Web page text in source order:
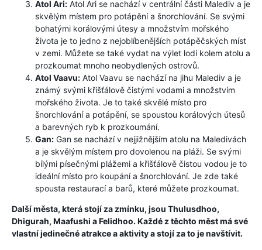
Atol Ari: Atol Ari se nachází v centrální části Malediv a je
skvělým místem pro potápění a šnorchlování. Se svými
bohatými korálovými útesy a množstvím mořského
života je to jedno z nejoblíbenějších potápěčských míst
v zemi. Můžete se také vydat na výlet lodí kolem atolu a
prozkoumat mnoho neobydlených ostrovů.
Atol Vaavu: Atol Vaavu se nachází na jihu Malediv a je
známý svými křišťálově čistými vodami a množstvím
mořského života. Je to také skvělé místo pro
šnorchlování a potápění, se spoustou korálových útesů
a barevných ryb k prozkoumání.
Gan: Gan se nachází v nejjižnějším atolu na Maledivách
a je skvělým místem pro dovolenou na pláži. Se svými
bílými písečnými plážemi a křišťálově čistou vodou je to
ideální místo pro koupání a šnorchlování. Je zde také
spousta restaurací a barů, které můžete prozkoumat.
Další města, která stojí za zmínku, jsou Thulusdhoo,
Dhigurah, Maafushi a Felidhoo. Každé z těchto měst má své
vlastní jedinečné atrakce a aktivity a stojí za to je navštívit.